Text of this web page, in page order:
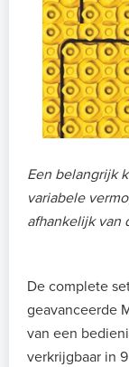
Een belangrijk
variabele
afhankelijk van
De complete
geavanceerde
van een
verkrijgbaar in